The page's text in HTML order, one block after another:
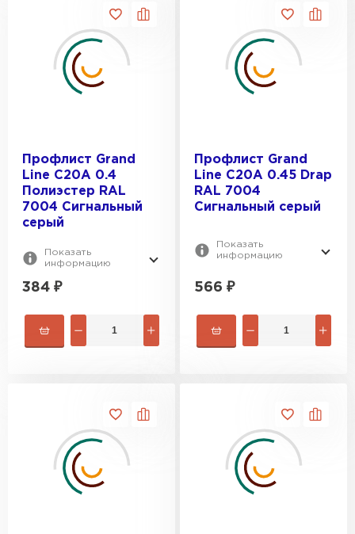
Профлист Grand
Line C20A 0.4
Полиэстер RAL
7004 Сигнальный
серый
Показать
информацию
384 ₽
Профлист Grand
Line C20A 0.45 Drap
RAL 7004
Сигнальный серый
Показать
информацию
566 ₽